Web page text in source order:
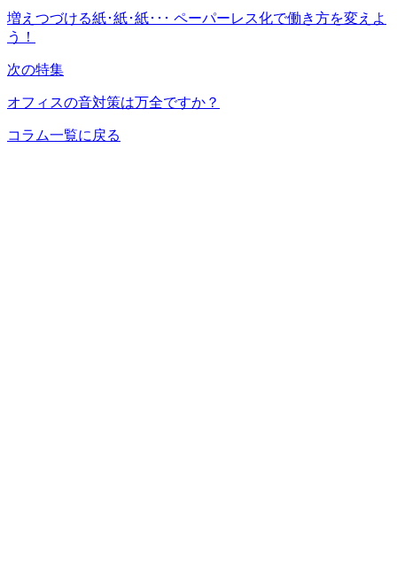
増えつづける紙･紙･紙･･･ ペーパーレス化で働き方を変えよ
う！
次の特集
オフィスの音対策は万全ですか？
コラム一覧に戻る